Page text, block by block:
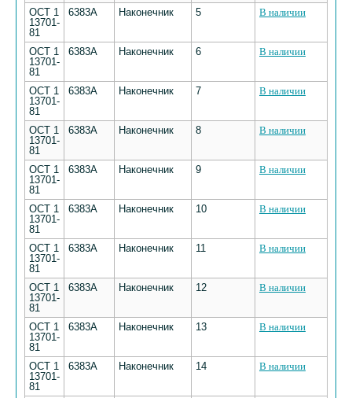
ОСТ 1
13701-
81
6383А Наконечник 5 В наличии
ОСТ 1
13701-
81
6383А Наконечник 6 В наличии
ОСТ 1
13701-
81
6383А Наконечник 7 В наличии
ОСТ 1
13701-
81
6383А Наконечник 8 В наличии
ОСТ 1
13701-
81
6383А Наконечник 9 В наличии
ОСТ 1
13701-
81
6383А Наконечник 10 В наличии
ОСТ 1
13701-
81
6383А Наконечник 11 В наличии
ОСТ 1
13701-
81
6383А Наконечник 12 В наличии
ОСТ 1
13701-
81
6383А Наконечник 13 В наличии
ОСТ 1
13701-
81
6383А Наконечник 14 В наличии